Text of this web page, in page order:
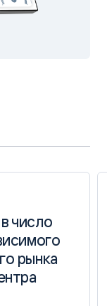
число
рынка
число
рынка